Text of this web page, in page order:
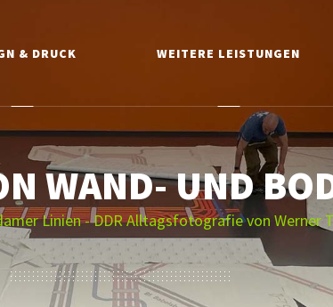
& DRUCK WEITERE LEISTUNGEN
WAND- UND
Linien - DDR Alltagsfotografie von Werner